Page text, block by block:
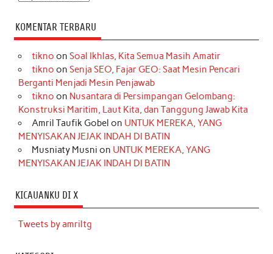
KOMENTAR TERBARU
tikno on Soal Ikhlas, Kita Semua Masih Amatir
tikno on Senja SEO, Fajar GEO: Saat Mesin Pencari
Berganti Menjadi Mesin Penjawab
tikno on Nusantara di Persimpangan Gelombang:
Konstruksi Maritim, Laut Kita, dan Tanggung Jawab Kita
Amril Taufik Gobel on UNTUK MEREKA, YANG
MENYISAKAN JEJAK INDAH DI BATIN
Musniaty Musni on UNTUK MEREKA, YANG
MENYISAKAN JEJAK INDAH DI BATIN
KICAUANKU DI X
Tweets by amriltg